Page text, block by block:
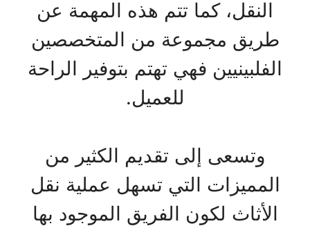
النقل، كما تتم هذه المهمة عن
طريق مجموعة من المتخصصين
الفلبينيين فهي تهتم بتوفير الراحة
للعميل.
وتسعى إلى تقديم الكثير من
المميزات التي تسهل عملية نقل
الأثاث لكون الفريق الموجود بها